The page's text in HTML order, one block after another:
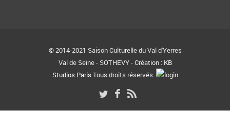
© 2014-2021 Saison Culturelle du Val d'Yerres
Val de Seine - SOTHEVY - Création : KB
Studios Paris Tous droits réservés.